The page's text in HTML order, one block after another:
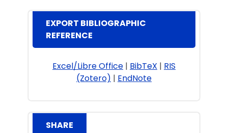
EXPORT BIBLIOGRAPHIC
REFERENCE
Excel/Libre Office | BibTeX | RIS
(Zotero) | EndNote
SHARE